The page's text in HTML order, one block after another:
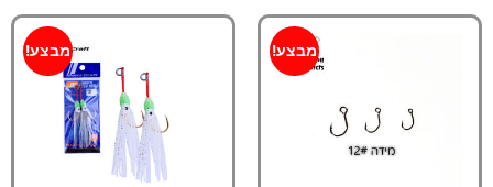
מבצע! מבצע!